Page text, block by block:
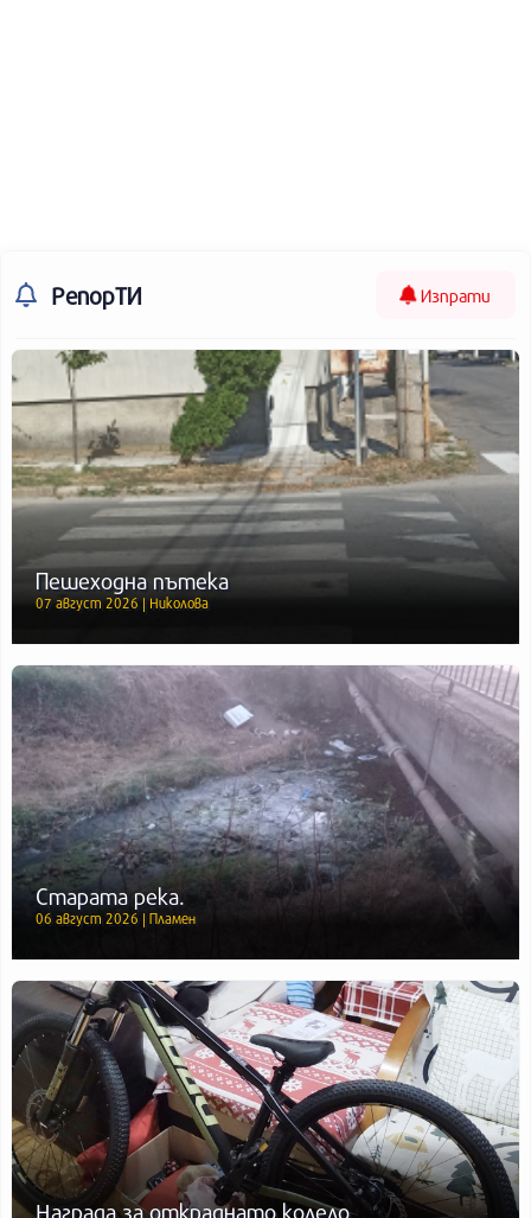
РепорТИ Изпрати
Пешеходна пътека
07 август 2026 | Николова
Старата река.
06 август 2026 | Пламен
Награда за откраднато колело